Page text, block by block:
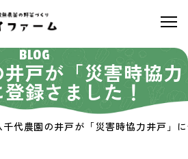
BLOG
戸が「災害時協力
録さました！
千代農園の井戸が「災害時協力井戸」